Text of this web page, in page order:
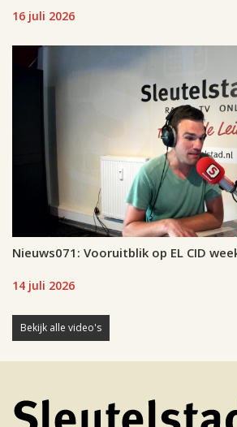
16 juli 2026
Nieuws071: Vooruitblik op EL CID
14 juli 2026
Bekijk alle video's